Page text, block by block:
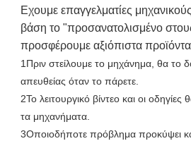
Εχουμε επαγγελματίες
βάση το "προσανατολισμένο
προσφέρουμε αξιόπιστα
1Πριν στείλουμε το μηχάνημα, θα το
απευθείας όταν το πάρετε.
2Το λειτουργικό βίντεο και οι
τα μηχανήματα.
3Οποιοδήποτε πρόβλημα προκύψει